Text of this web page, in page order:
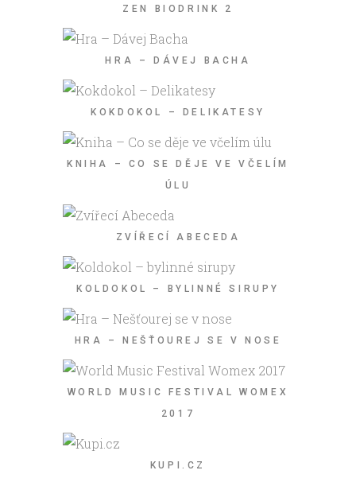
ZEN BIODRINK 2
HRA – DÁVEJ BACHA
KOKDOKOL – DELIKATESY
KNIHA – CO SE DĚJE VE VČELÍM
ÚLU
ZVÍŘECÍ ABECEDA
KOLDOKOL – BYLINNÉ SIRUPY
HRA – NEŠŤOUREJ SE V NOSE
WORLD MUSIC FESTIVAL WOMEX
2017
KUPI.CZ